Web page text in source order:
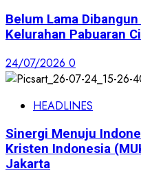
Belum Lama
Kelurahan Pabuaran
24/07/2026 0
HEADLINES
Sinergi Menuju
Kristen Indonesia
Jakarta